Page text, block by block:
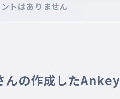
トはありません
んの作成したAnkey